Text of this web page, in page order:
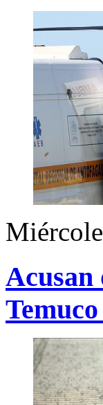
Acusan